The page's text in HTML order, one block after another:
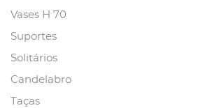
Vases H 70
Suportes
Solitários
Candelabro
Taças